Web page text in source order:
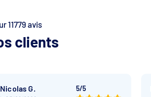
11779 avis
clients
Nicolas G. 5/5